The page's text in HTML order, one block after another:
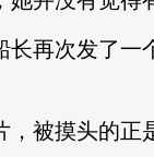
长再次发了一
，被摸头的正